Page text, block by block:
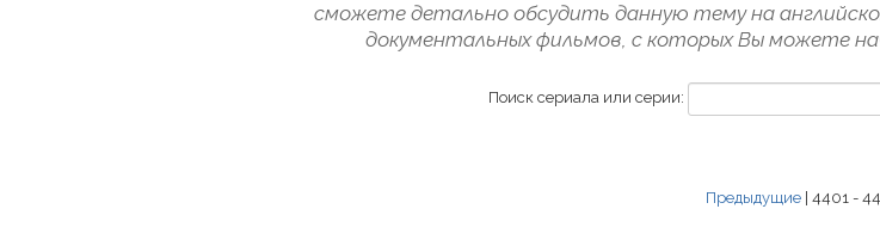
сможете детально обсудить данную тему на
документальных фильмов, с которых Вы можете
Поиск сериала или серии:
Предыдущие| 4401 -